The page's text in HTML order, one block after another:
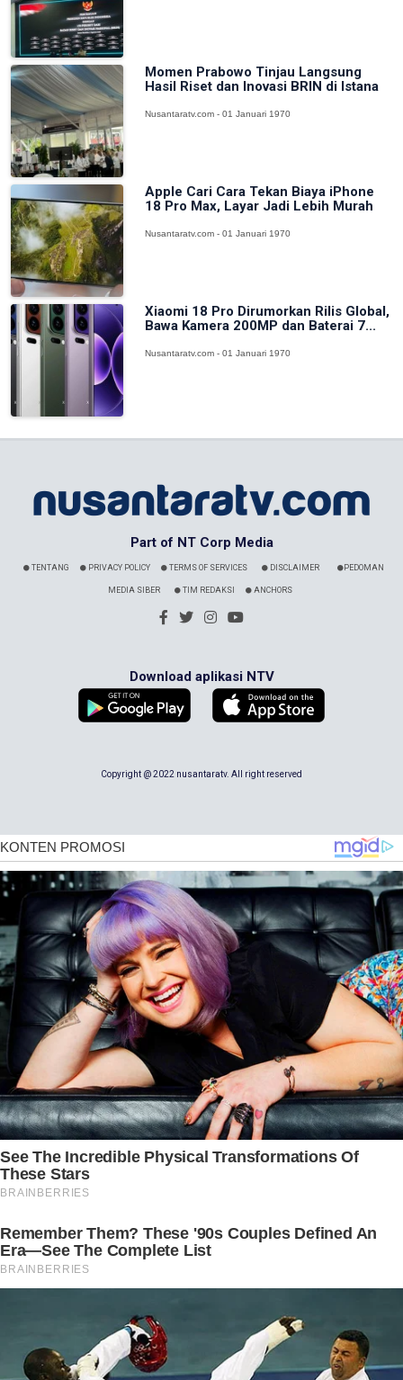
Momen Prabowo Tinjau Langsung
Hasil Riset dan Inovasi BRIN di Istana
Nusantaratv.com - 01 Januari 1970
Apple Cari Cara Tekan Biaya iPhone
18 Pro Max, Layar Jadi Lebih Murah
Nusantaratv.com - 01 Januari 1970
Xiaomi 18 Pro Dirumorkan Rilis Global,
Bawa Kamera 200MP dan Baterai 7...
Nusantaratv.com - 01 Januari 1970
Part of NT Corp Media
TENTANG PRIVACY POLICY TERMS OF SERVICES DISCLAIMER PEDOMAN
MEDIA SIBER TIM REDAKSI ANCHORS
Download aplikasi NTV
Copyright @ 2022 nusantaratv. All right reserved